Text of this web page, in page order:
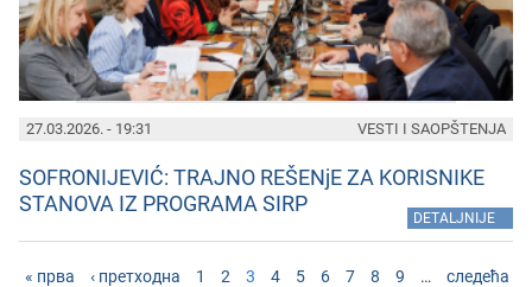
27.03.2026. - 19:31
SOFRONIJEVIĆ: TRAJNO REŠENjE ZA KORISNIKE
STANOVA IZ PROGRAMA SIRP
DETALJNIJE
VESTI I SAOPŠTENJA
« прва ‹ претходна 1 2 3 4 5 6 7 8 9 …
следећа